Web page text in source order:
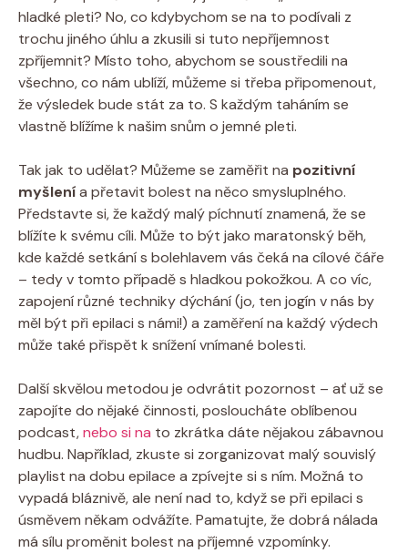
hladké ​pleti? No, co kdybychom se na ⁣to podívali ‍z
⁣trochu jiného úhlu a zkusili⁤ si tuto nepříjemnost
zpříjemnit? ​Místo‌ toho, abychom ⁤se soustředili na
všechno, co nám ublíží, můžeme ‌si‍ třeba připomenout,
že výsledek‍ bude stát‍ za to. S⁣ každým taháním⁤ se
vlastně ‍blížíme‌ k ⁢našim snům o jemné pleti.
Tak‍ jak ⁤to udělat?⁢ Můžeme‌ se zaměřit ‌na pozitivní
myšlení​a přetavit bolest na něco smysluplného.
Představte si,⁢ že každý​ malý píchnutí​ znamená, že se
blížíte k svému cíli. Může⁣ to být jako⁣ maratonský běh,
kde každé setkání s bolehlavem vás čeká na cílové čáře
–⁣ tedy ​v tomto případě s hladkou pokožkou. A co víc,
zapojení různé techniky dýchání (jo,​ ten jogín v nás by
měl být při epilaci ⁤s ‍námi!) a zaměření na každý‍ výdech
může ⁤také přispět k ⁤snížení⁢ vnímané bolesti.
Další‍ skvělou metodou je odvrátit pozornost – ať už ⁢se‍
zapojíte do nějaké činnosti,‍ posloucháte oblíbenou
podcast,nebo si na ⁤to zkrátka⁣ dáte nějakou ‌zábavnou
hudbu. ⁣Například, zkuste‌ si‌ zorganizovat‍ malý souvislý
playlist na dobu epilace a zpívejte si s ním. Možná to⁢
vypadá bláznivě, ale není nad‌ to, když se ‍při ‌epilaci s⁣
úsměvem ⁣někam odvážíte. Pamatujte, že dobrá nálada
má sílu proměnit bolest na příjemné ‍vzpomínky.